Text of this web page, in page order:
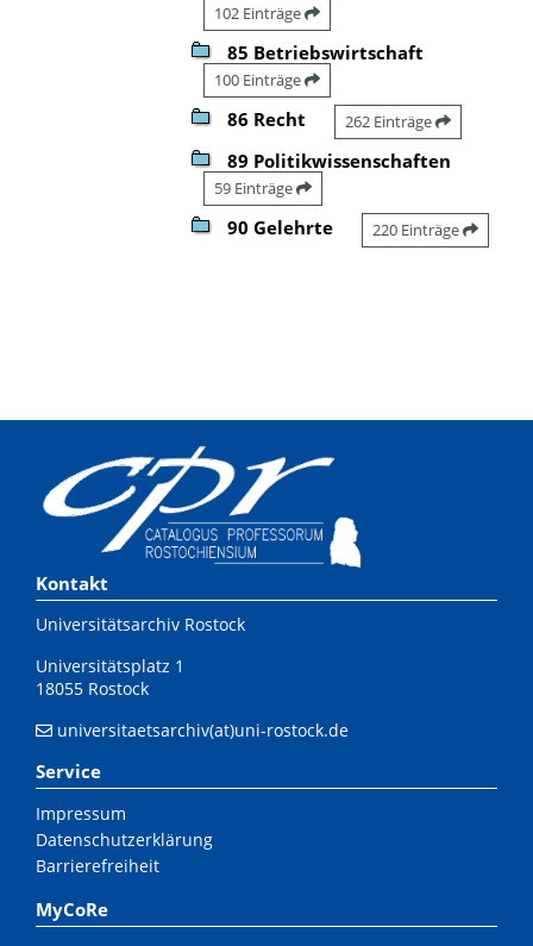
102 Einträge
85 Betriebswirtschaft
100 Einträge
86 Recht 262 Einträge
89 Politikwissenschaften
59 Einträge
90 Gelehrte 220 Einträge
Kontakt
Universitätsarchiv Rostock
Universitätsplatz 1
18055 Rostock
universitaetsarchiv(at)uni-rostock.de
Service
Impressum
Datenschutzerklärung
Barrierefreiheit
MyCoRe